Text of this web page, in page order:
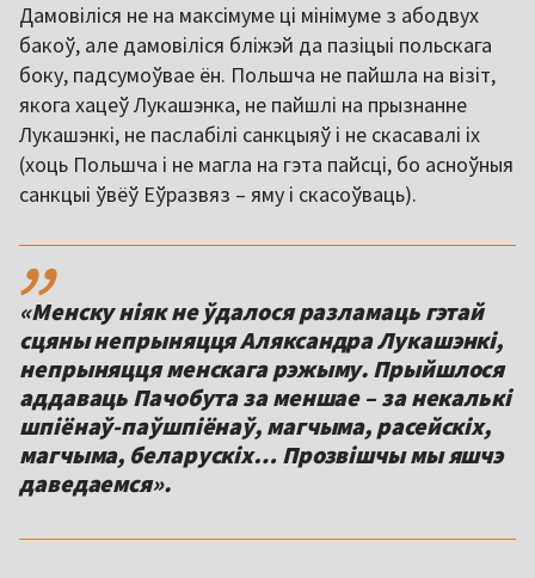
Дамовіліся не на максімуме ці мінімуме з абодвух
бакоў, але дамовіліся бліжэй да пазіцыі польскага
боку, падсумоўвае ён. Польшча не пайшла на візіт,
якога хацеў Лукашэнка, не пайшлі на прызнанне
Лукашэнкі, не паслабілі санкцыяў і не скасавалі іх
(хоць Польшча і не магла на гэта пайсці, бо асноўныя
санкцыі ўвёў Еўразвяз – яму і скасоўваць).
,,
«Менску ніяк не ўдалося разламаць гэтай
сцяны непрыняцця Аляксандра Лукашэнкі,
непрыняцця менскага рэжыму. Прыйшлося
аддаваць Пачобута за меншае – за некалькі
шпіёнаў-паўшпіёнаў, магчыма, расейскіх,
магчыма, беларускіх… Прозвішчы мы яшчэ
даведаемся».